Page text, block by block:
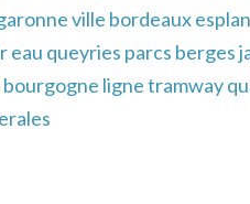
ville bordeaux
eau queyries parcs berges
ligne tramway